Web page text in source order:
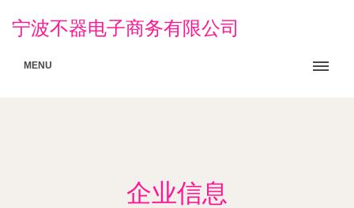
宁波不器电子商务有限公司
MENU
企业信息